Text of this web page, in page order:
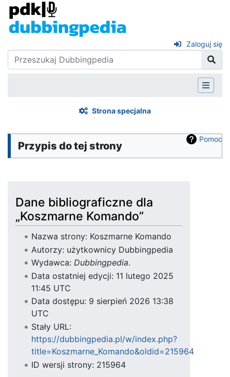
Zaloguj się
Strona specjalna
Pomoc
Przypis do tej strony
Dane bibliograficzne dla
„Koszmarne Komando”
Nazwa strony: Koszmarne Komando
Autorzy: użytkownicy Dubbingpedia
Wydawca: Dubbingpedia.
Data ostatniej edycji: 11 lutego 2025
11:45 UTC
Data dostępu: 9 sierpień 2026 13:38
UTC
Stały URL:
https://dubbingpedia.pl/w/index.php?
title=Koszmarne_Komando&oldid=215964
ID wersji strony: 215964